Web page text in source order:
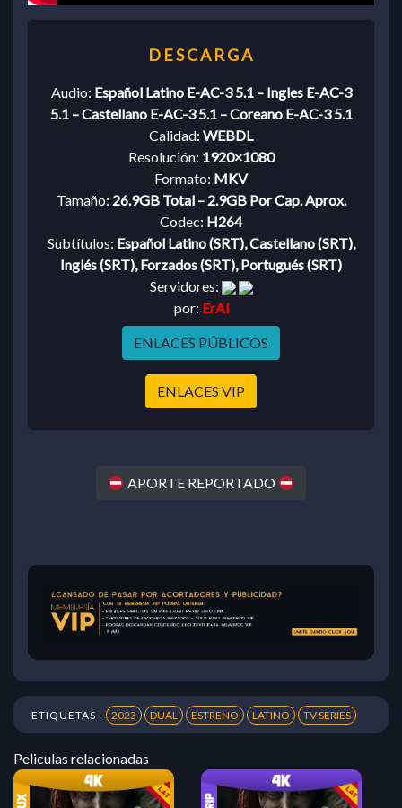
Audio: Español Latino E-AC-3 5.1 – Ingles E-AC-3
5.1 – Castellano E-AC-3 5.1 – Coreano E-AC-3 5.1
Calidad: WEBDL
Resolución: 1920×1080
Formato: MKV
Tamaño: 26.9GB Total – 2.9GB Por Cap. Aprox.
Codec: H264
Subtítulos: Español Latino (SRT), Castellano (SRT),
Inglés (SRT), Forzados (SRT), Portugués (SRT)
Servidores:
por: ErAl
ENLACES PÚBLICOS
ENLACES VIP
APORTE REPORTADO
ETIQUETAS - 2023 DUAL ESTRENO LATINO TV SERIES
Peliculas relacionadas